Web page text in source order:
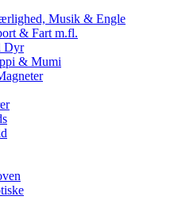
Musik & Engle
& Fart m.fl.
Dyr
& Mumi